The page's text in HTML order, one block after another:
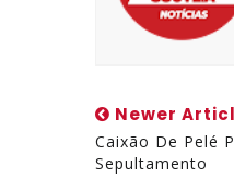
Newer
Caixão De Pelé
Sepultamento